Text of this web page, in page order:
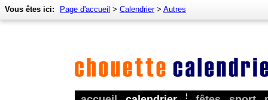
Vous êtes ici: Page d'accueil > Calendrier> Autres